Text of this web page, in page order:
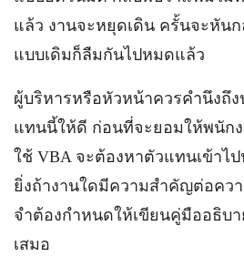
แล้ว งานจะหยุดเดิน ครั้นจะหัน
แบบเดิมก็ลืมกันไปหมดแล้ว
ผู้บริหารหรือหัวหน้าควรคำนึงถึง
แทนนี้ให้ดี ก่อนที่จะยอมให้พนัก
ใช้ VBA จะต้องหาตัวแทนเข้าไ
ยิ่งถ้างานใดมีความสำคัญต่อคว
จำต้องกำหนดให้เขียนคู่มืออธิบ
เสมอ